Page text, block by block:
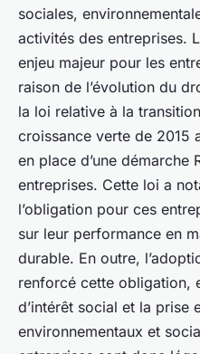
sociales,
activités des entreprises.
enjeu majeur pour les
raison de l’évolution du
la loi relative à la
croissance verte de 2015
en place d’une démarche
entreprises. Cette loi a
l’obligation pour ces
sur leur performance en
durable. En outre,
renforcé cette obligation,
d’intérêt social et la prise
environnementaux et